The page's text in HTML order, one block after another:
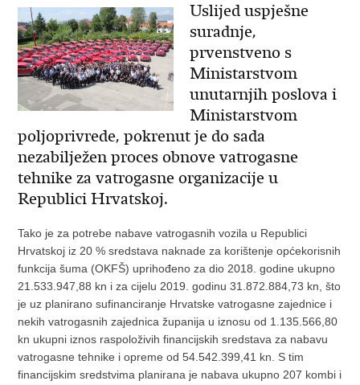
Uslijed uspješne
suradnje,
prvenstveno s
Ministarstvom
unutarnjih poslova i
Ministarstvom
poljoprivrede, pokrenut je do sada
nezabilježen proces obnove vatrogasne
tehnike za vatrogasne organizacije u
Republici Hrvatskoj.
Tako je za potrebe nabave vatrogasnih vozila u Republici
Hrvatskoj iz 20 % sredstava naknade za korištenje općekorisnih
funkcija šuma (OKFŠ) uprihođeno za dio 2018. godine ukupno
21.533.947,88 kn i za cijelu 2019. godinu 31.872.884,73 kn, što
je uz planirano sufinanciranje Hrvatske vatrogasne zajednice i
nekih vatrogasnih zajednica županija u iznosu od 1.135.566,80
kn ukupni iznos raspoloživih financijskih sredstava za nabavu
vatrogasne tehnike i opreme od 54.542.399,41 kn. S tim
financijskim sredstvima planirana je nabava ukupno 207 kombi i